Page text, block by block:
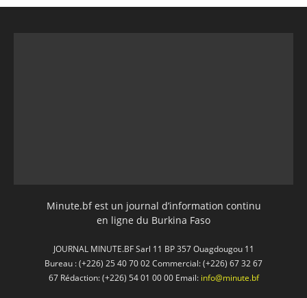
Minute.bf est un journal d’information continu
en ligne du Burkina Faso
JOURNAL MINUTE.BF Sarl 11 BP 357 Ouagdougou 11
Bureau : (+226) 25 40 70 02 Commercial: (+226) 67 32 67
67 Rédaction: (+226) 54 01 00 00 Email: info@minute.bf